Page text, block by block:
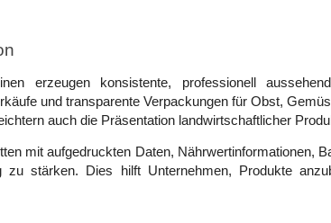
erzeugen konsistente, professionell
und transparente Verpackungen für Obst,
auch die Präsentation landwirtschaftlicher
mit aufgedruckten Daten, Nährwertinformationen,
zu stärken. Dies hilft Unternehmen, Produkte